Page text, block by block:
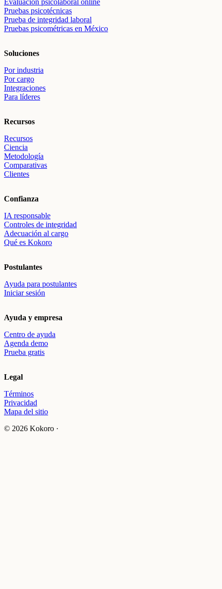
Evaluación psicolaboral online
Pruebas psicotécnicas
Prueba de integridad laboral
Pruebas psicométricas en México
Soluciones
Por industria
Por cargo
Integraciones
Para líderes
Recursos
Recursos
Ciencia
Metodología
Comparativas
Clientes
Confianza
IA responsable
Controles de integridad
Adecuación al cargo
Qué es Kokoro
Postulantes
Ayuda para postulantes
Iniciar sesión
Ayuda y empresa
Centro de ayuda
Agenda demo
Prueba gratis
Legal
Términos
Privacidad
Mapa del sitio
© 2026 Kokoro ·